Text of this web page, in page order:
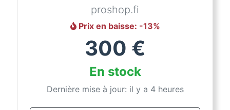
proshop.fi
Prix en baisse: -13%
300 €
En stock
Dernière mise à jour: il y a 4 heures